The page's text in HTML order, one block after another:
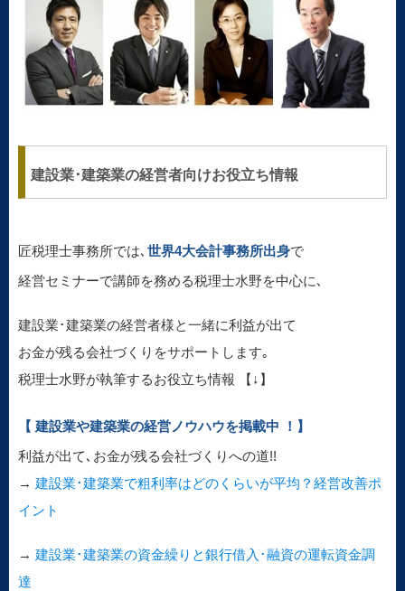
建設業･建築業の経営者向けお役立ち情報
匠税理士事務所では､ 世界4大会計事務所出身で
経営セミナーで講師を務める税理士水野を中心に､
建設業･建築業の経営者様と一緒に利益が出て
お金が残る会社づくりをサポートします｡
税理士水野が執筆するお役立ち情報 【↓】
【 建設業や建築業の経営ノウハウを掲載中 ！】
利益が出て､お金が残る会社づくりへの道!!
→ 建設業･建築業で粗利率はどのくらいが平均？経営改善ポ
イント
→ 建設業･建築業の資金繰りと銀行借入･融資の運転資金調
達